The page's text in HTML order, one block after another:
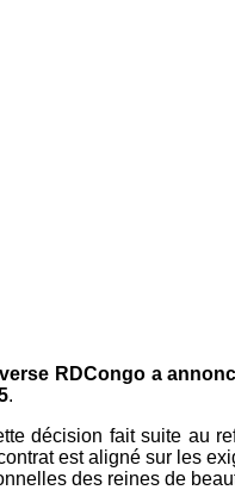
RDCongo a
.
décision fait suite au
est aligné sur les
des reines de